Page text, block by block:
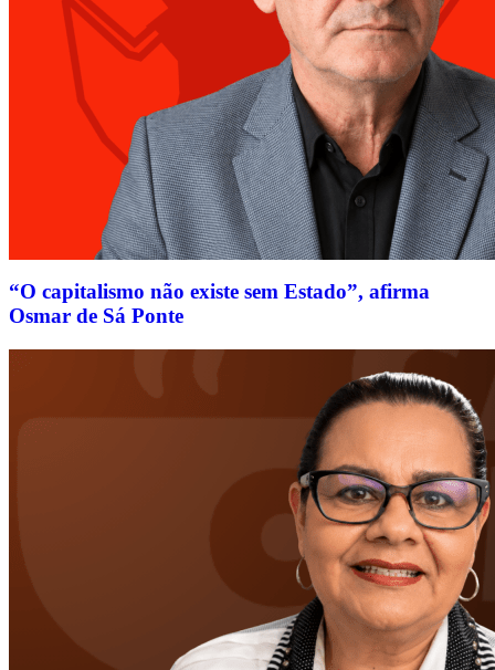
“O capitalismo não existe sem Estado”, afirma
Osmar de Sá Ponte